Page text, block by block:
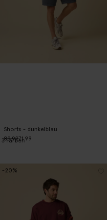
Shorts - dunkelblau
89.9971.99
3Farben
-20%